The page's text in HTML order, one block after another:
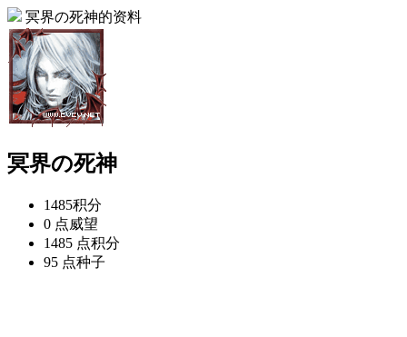
冥界の死神的资料
冥界の死神
1485积分
0 点威望
1485 点积分
95 点种子